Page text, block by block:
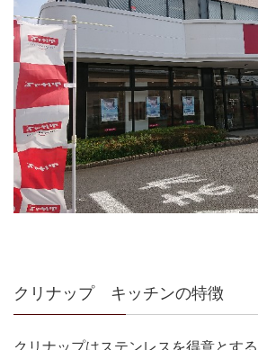
クリナップ キッチンの特徴
クリナップはステンレスを得意とす